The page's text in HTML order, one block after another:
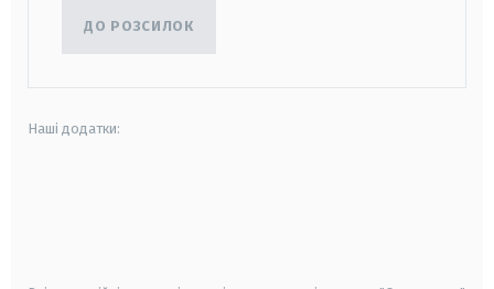
ДО РОЗСИЛОК
Наші додатки: